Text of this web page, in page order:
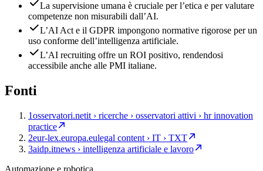
La supervisione umana è cruciale per l’etica e per valutare
competenze non misurabili dall’AI.
L’AI Act e il GDPR impongono normative rigorose per un
uso conforme dell’intelligenza artificiale.
L’AI recruiting offre un ROI positivo, rendendosi
accessibile anche alle PMI italiane.
Fonti
1osservatori.netit › ricerche › osservatori attivi › hr innovation
practice
2eur-lex.europa.eulegal content › IT › TXT
3aidp.itnews › intelligenza artificiale e lavoro
Automazione e robotica